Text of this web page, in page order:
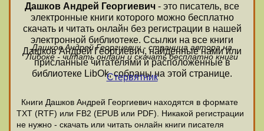
Дашков Андрей Георгиевич - это писатель, все
электронные книги которого можно бесплатно
скачать и читать онлайн без регистрации в нашей
электронной библиотеке. Ссылки на все книги
Дашков Андрей Георгиевич, найденные нами или
присланные читателями и расположенные в
библиотеке LibOk, собраны на этой странице.
Дашков Андрей Георгиевич - страница автора на
Либоке - читать онлайн и скачать бесплатно книги
Стервятник
Книги Дашков Андрей Георгиевич находятся в формате
ТХТ (RTF) или FB2 (EPUB или PDF). Никакой регистрации
не нужно - скачать или читать онлайн книги писателя